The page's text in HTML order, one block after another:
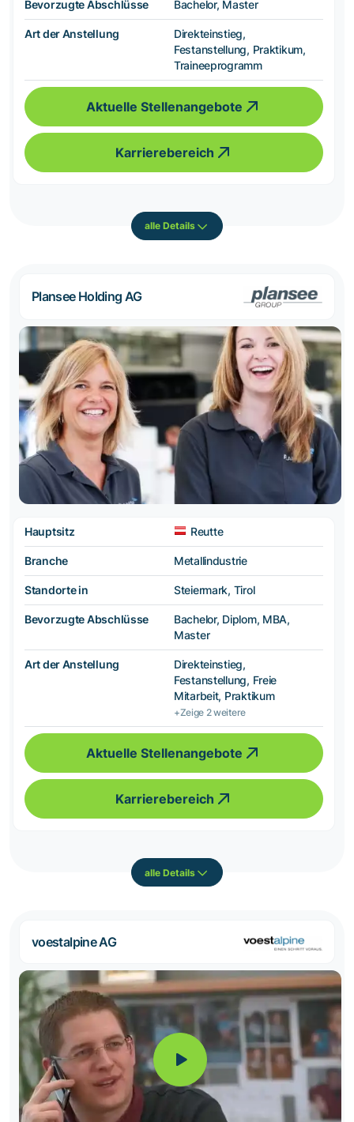
Bevorzugte Abschlüsse Bachelor, Master
Art der Anstellung
Direkteinstieg,
Festanstellung, Praktikum,
Traineeprogramm
Aktuelle Stellenangebote
Karrierebereich
alle Details
Plansee Holding AG
Hauptsitz Reutte
Branche Metallindustrie
Standorte in Steiermark, Tirol
Bevorzugte Abschlüsse
Bachelor, Diplom, MBA,
Master
Art der Anstellung
Direkteinstieg,
Festanstellung, Freie
Mitarbeit, Praktikum
+Zeige 2 weitere
Aktuelle Stellenangebote
Karrierebereich
alle Details
voestalpine AG